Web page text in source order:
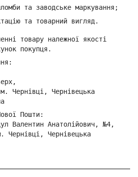
та заводське маркування;
та товарний вигляд.
товару належної якості
покупця.
Чернівці, Чернівецька
вої Пошти:
Валентин Анатолійович, №4,
Чернівці, Чернівецька